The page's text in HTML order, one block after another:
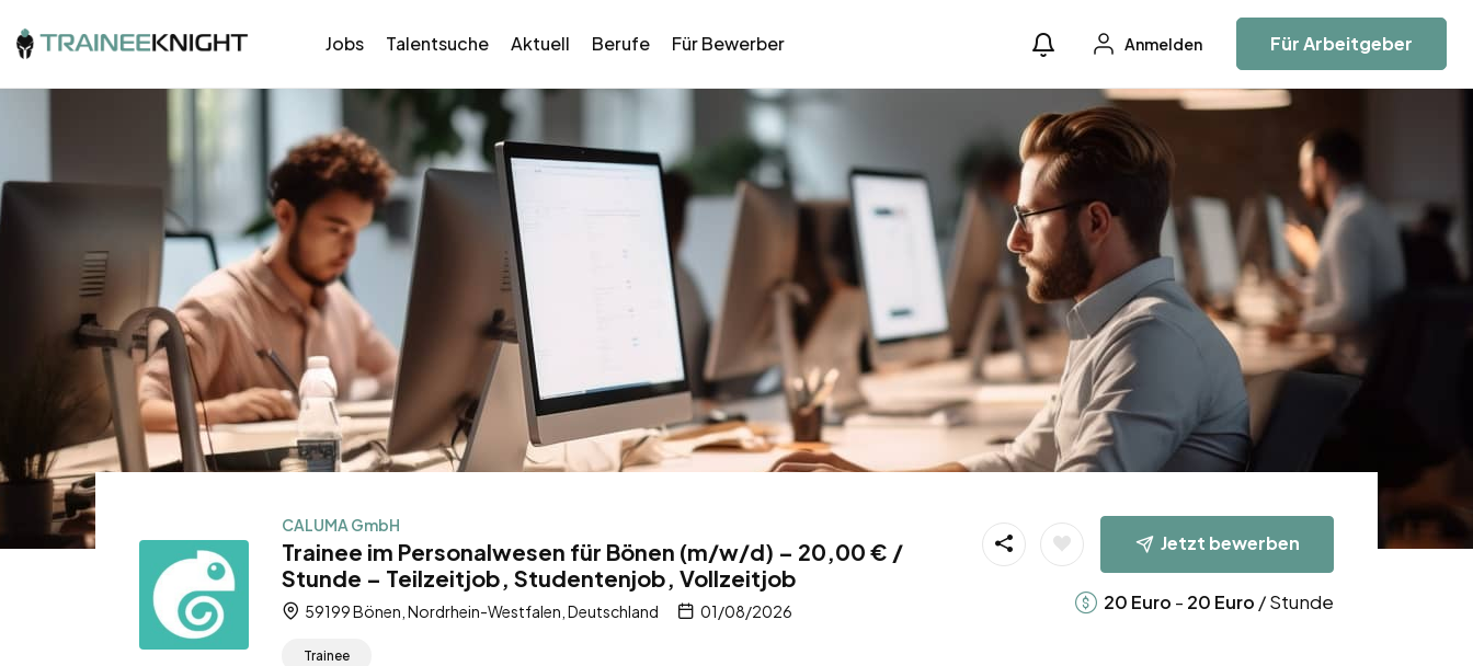
Jobs Talentsuche Aktuell Berufe Für Bewerber Anmelden Für Arbeitgeber
CALUMA GmbH
Trainee im Personalwesen für Bönen (m/w/d) – 20,00 € /
Stunde – Teilzeitjob, Studentenjob, Vollzeitjob
59199 Bönen, Nordrhein-Westfalen, Deutschland 01/08/2026
Trainee
Jetzt bewerben
20 Euro - 20 Euro / Stunde